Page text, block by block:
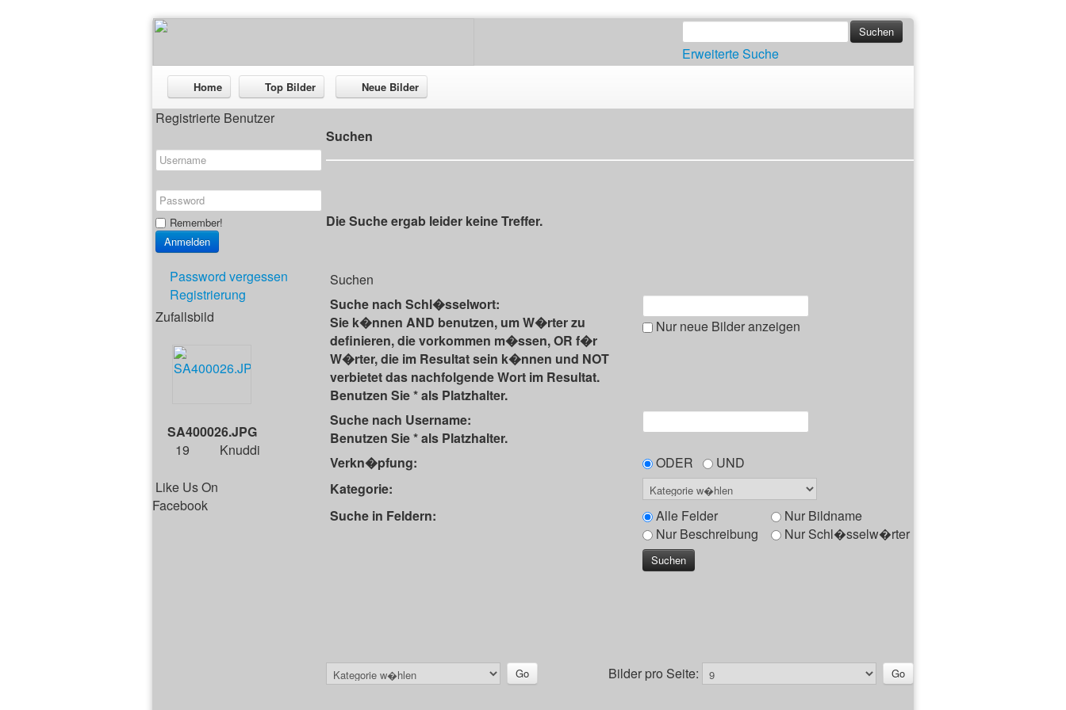
Erweiterte Suche
Home Top Bilder Neue Bilder
Registrierte Benutzer
Remember!
Password vergessen
Registrierung
Zufallsbild
SA400026.JPG
19
Knuddi
Like Us On
Facebook
Suchen
Die Suche ergab leider keine Treffer.
Suchen
Suche nach Schl�sselwort:
Sie k�nnen AND benutzen, um W�rter zu
definieren, die vorkommen m�ssen, OR f�r
W�rter, die im Resultat sein k�nnen und NOT
verbietet das nachfolgende Wort im Resultat.
Benutzen Sie * als Platzhalter.
Nur neue Bilder anzeigen
Suche nach Username:
Benutzen Sie * als Platzhalter.
Verkn�pfung:
ODER
UND
Kategorie:
Suche in Feldern:
Alle Felder
Nur Bildname
Nur Beschreibung
Nur Schl�sselw�rter
Bilder pro Seite: